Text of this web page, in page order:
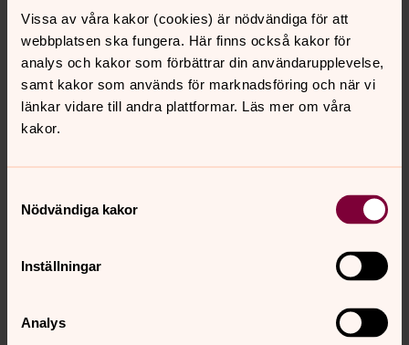
Vissa av våra kakor (cookies) är nödvändiga för att
webbplatsen ska fungera. Här finns också kakor för
analys och kakor som förbättrar din användarupplevelse,
samt kakor som används för marknadsföring och när vi
länkar vidare till andra plattformar. Läs mer om våra
kakor.
Nödvändiga kakor
Inställningar
Analys
Kontakt
uppsalastift.fastigheter.kulturarv@svenskakyrkan.se
Gemensamt ansvar
Genom att ta ett gemensamt ansvar för fastigheter,
kyrkor och ekonomi kan Svenska kyrkan fortsätta sprida
mindre .
Dela